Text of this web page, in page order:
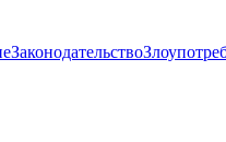
Законодательство